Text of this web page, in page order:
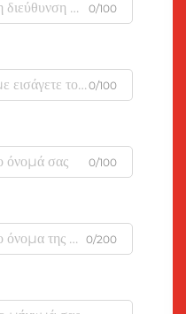
0/100
0/100
0/100
0/200